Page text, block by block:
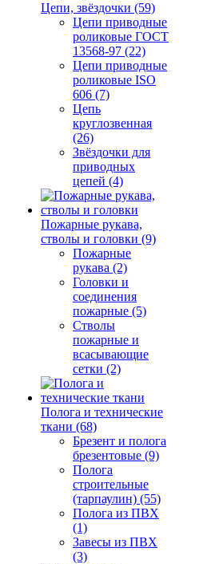
Цепи, звёздочки (59)
Цепи приводные
роликовые ГОСТ
13568-97 (22)
Цепи приводные
роликовые ISO
606 (7)
Цепь
круглозвенная
(26)
Звёздочки для
приводных
цепей (4)
Пожарные рукава,
стволы и головки (9)
Пожарные
рукава (2)
Головки и
соединения
пожарные (5)
Стволы
пожарные и
всасывающие
сетки (2)
Полога и технические
ткани (68)
Брезент и полога
брезентовые (9)
Полога
строительные
(тарпаулин) (55)
Полога из ПВХ
(1)
Завесы из ПВХ
(3)